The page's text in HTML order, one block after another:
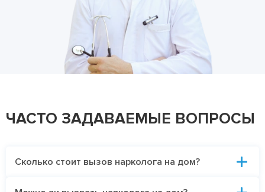
ЧАСТО ЗАДАВАЕМЫЕ ВОПРОСЫ
Сколько стоит вызов нарколога на дом?